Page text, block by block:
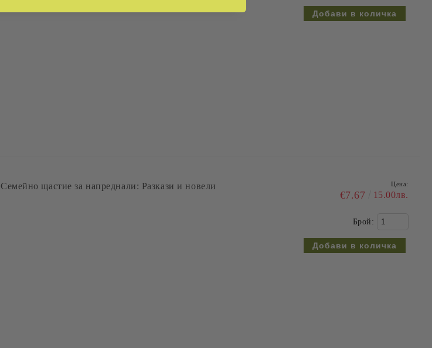
Семейно щастие за напреднали: Разкази и новели Цена:
€7.67 15.00лв.
Брой: